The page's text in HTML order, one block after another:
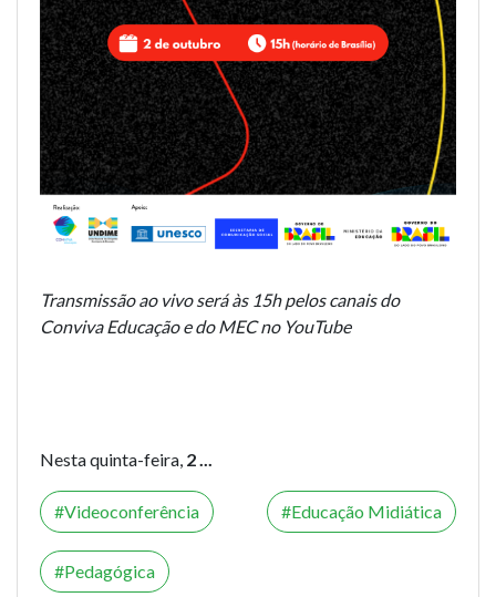
Transmissão ao vivo será às 15h pelos canais do
Conviva Educação e do MEC no YouTube
Nesta quinta-feira, 2 ...
Videoconferência Educação Midiática
Pedagógica